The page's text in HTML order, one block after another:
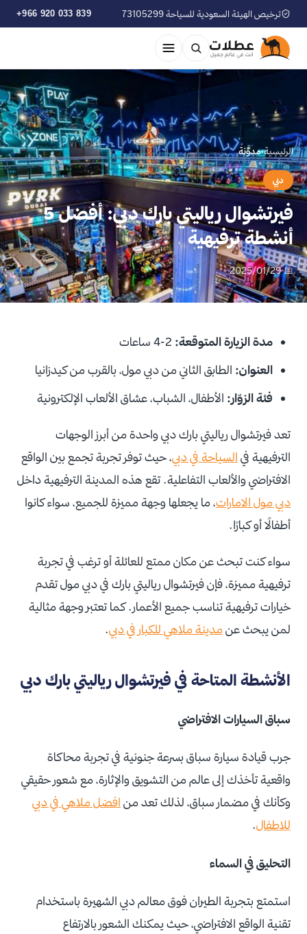
ترخيص الهيئة السعودية للسياحة 73105299 +966 920 033 839
الرئيسية›مدوّنة
دبي
فيرتشوال رياليتي بارك دبي: أفضل 5
أنشطة ترفيهية
📅 2025/01/29
مدة الزيارة المتوقعة:
العنوان: الطابق الثاني من دبي مول، بالقرب من كيدزانيا
فئة الزوّار: الأطفال، الشباب، عشاق الألعاب الإلكترونية
تعد فيرتشوال رياليتي بارك دبي واحدة من أبرز الوجهات
الترفيهية في السياحة في دبي، حيث توفر تجربة تجمع بين الواقع
الافتراضي والألعاب التفاعلية. تقع هذه المدينة الترفيهية داخل
دبي مول الامارات، ما يجعلها وجهة مميزة للجميع، سواء كانوا
أطفالًا أو كبارًا.
سواء كنت تبحث عن مكان ممتع للعائلة أو ترغب في تجربة
ترفيهية مميزة، فإن فيرتشوال رياليتي بارك في دبي مول تقدم
خيارات ترفيهية تناسب جميع الأعمار. كما تعتبر وجهة مثالية
لمن يبحث عنمدينة ملاهي للكبار في دبي.
الأنشطة المتاحة في فيرتشوال رياليتي بارك دبي
سباق السيارات الافتراضي
جرب قيادة سيارة سباق بسرعة جنونية في تجربة محاكاة
واقعية تأخذك إلى عالم من التشويق والإثارة، مع شعور حقيقي
وكأنك في مضمار سباق، لذلك تعد من افضل ملاهي في دبي
للاطفال.
التحليق في السماء
استمتع بتجربة الطيران فوق معالم دبي الشهيرة باستخدام
تقنية الواقع الافتراضي، حيث يمكنك الشعور بالارتفاع